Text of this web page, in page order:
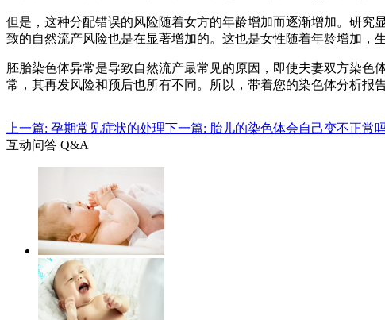
但是，这种分配错误的风险随着女方的年龄增加而逐渐增加。研究
致的自然流产风险也是在显著增加的。这也是女性随着年龄增加，
胚胎染色体异常是导致自然流产最常见的原因，即使夫妻双方染
常，其再发风险和预后也所有不同。所以，带着您的染色体分析报
上一篇: 孕期常见症状的处理下一篇: 胎儿的染色体会自己变不正常
互动问答 Q&A